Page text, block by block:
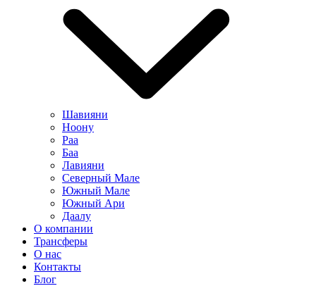
Шавияни
Ноону
Раа
Баа
Лавияни
Северный Мале
Южный Мале
Южный Ари
Даалу
О компании
Трансферы
О нас
Контакты
Блог